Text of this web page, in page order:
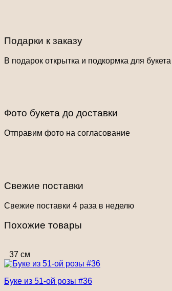
Подарки к заказу
В подарок открытка и подкормка для букета
Фото букета до доставки
Отправим фото на согласование
Свежие поставки
Свежие поставки 4 раза в неделю
Похожие товары
37 см
Буке из 51-ой розы #36